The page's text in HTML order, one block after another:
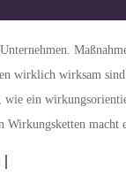
wirklich wirksam
ein
Wirkungsketten